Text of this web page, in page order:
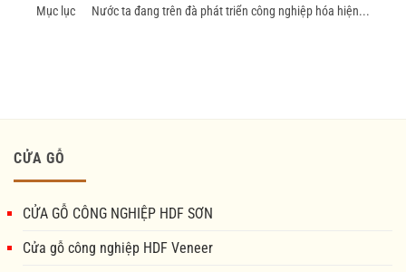
Mục lục Nước ta đang trên đà phát triển công nghiệp hóa hiện...
CỬA GỖ
CỬA GỖ CÔNG NGHIỆP HDF SƠN
Cửa gỗ công nghiệp HDF Veneer